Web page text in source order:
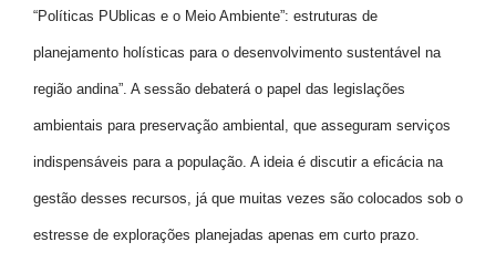
“Políticas PUblicas e o Meio Ambiente”: estruturas de
planejamento holísticas para o desenvolvimento sustentável na
região andina”. A sessão debaterá o papel das legislações
ambientais para preservação ambiental, que asseguram serviços
indispensáveis para a população. A ideia é discutir a eficácia na
gestão desses recursos, já que muitas vezes são colocados sob o
estresse de explorações planejadas apenas em curto prazo.